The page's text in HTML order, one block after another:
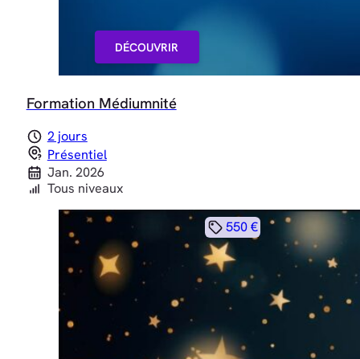
DÉCOUVRIR
Formation Médiumnité
2 jours
Présentiel
Jan. 2026
Tous niveaux
550 €